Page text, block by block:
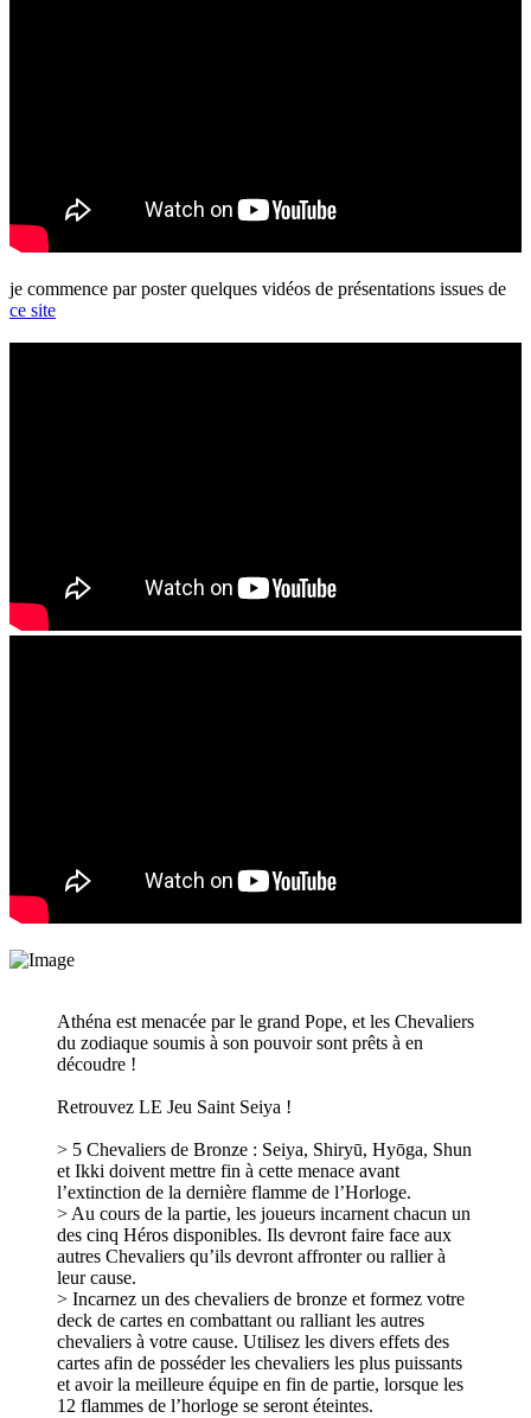
je commence par poster quelques vidéos de présentations issues de
ce site
Athéna est menacée par le grand Pope, et les Chevaliers
du zodiaque soumis à son pouvoir sont prêts à en
découdre !
Retrouvez LE Jeu Saint Seiya !
> 5 Chevaliers de Bronze : Seiya, Shiryū, Hyōga, Shun
et Ikki doivent mettre fin à cette menace avant
l’extinction de la dernière flamme de l’Horloge.
> Au cours de la partie, les joueurs incarnent chacun un
des cinq Héros disponibles. Ils devront faire face aux
autres Chevaliers qu’ils devront affronter ou rallier à
leur cause.
> Incarnez un des chevaliers de bronze et formez votre
deck de cartes en combattant ou ralliant les autres
chevaliers à votre cause. Utilisez les divers effets des
cartes afin de posséder les chevaliers les plus puissants
et avoir la meilleure équipe en fin de partie, lorsque les
12 flammes de l’horloge se seront éteintes.